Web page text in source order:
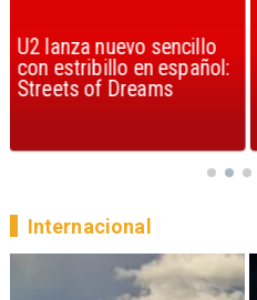
U2 lanza nuevo sencillo
con estribillo en español:
Streets of Dreams
Internacional